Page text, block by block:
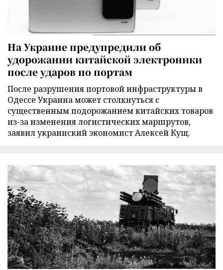
На Украине предупредили об
удорожании китайской электроники
после ударов по портам
После разрушения портовой инфраструктуры в
Одессе Украина может столкнуться с
существенным подорожанием китайских товаров
из-за изменения логистических маршрутов,
заявил украинский экономист Алексей Кущ.